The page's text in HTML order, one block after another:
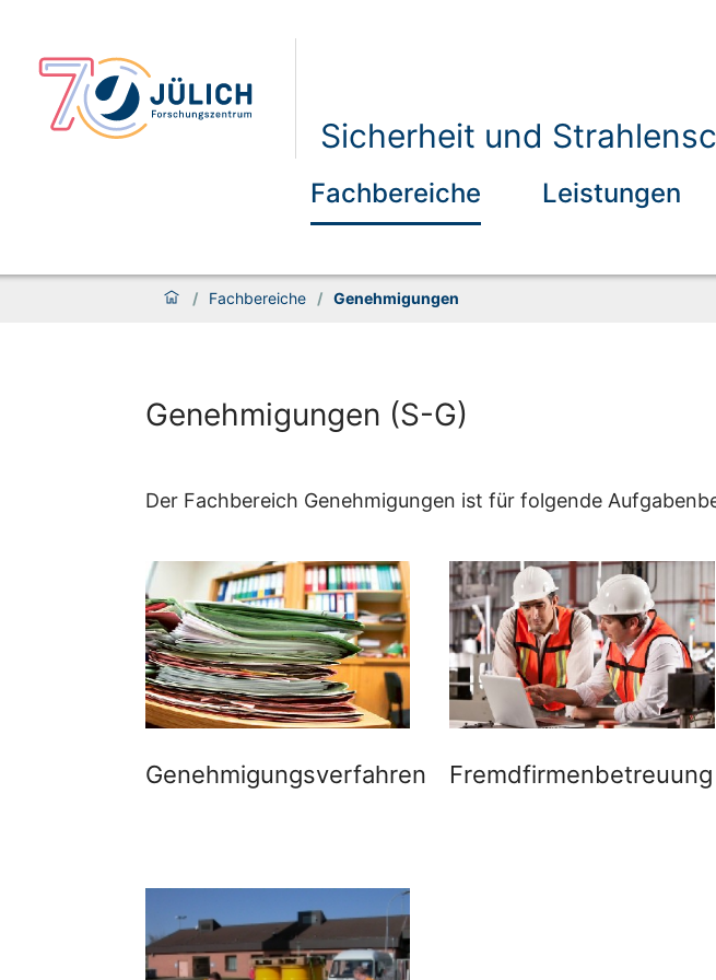
Sicherheit und
Fachbereiche Leistungen
/ Fachbereiche / Genehmigungen
Genehmigungen (S-G)
Der Fachbereich Genehmigungen ist für folgende
Genehmigungsverfahren Fremdfirmenbetreuung